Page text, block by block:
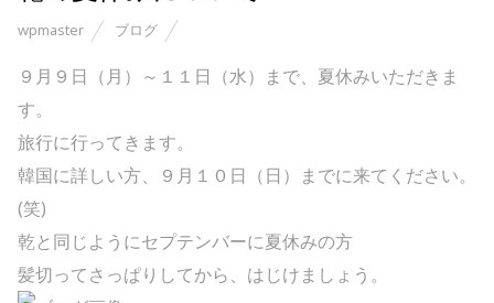
wpmaster ブログ
９月９日（月）～１１日（水）まで、夏休みいただきま
す。
旅行に行ってきます。
韓国に詳しい方、９月１０日（日）までに来てください。
(笑)
乾と同じようにセプテンバーに夏休みの方
髪切ってさっぱりしてから、はじけましょう。